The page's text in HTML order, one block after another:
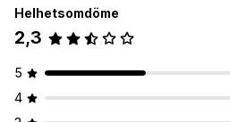
Helhetsomdöme
2,3
5
4